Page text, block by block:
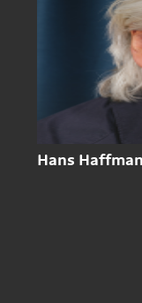
Hans